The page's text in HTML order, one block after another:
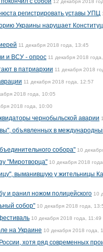
12 декабря 2018
регистрировать уставы УПЦ
Украины нарушает
11 декабря 2018 года, 13:45
и ВСУ - опрос 11 декабря 2018
в патриархии 11 декабря 2018
11 декабря 2018 года, 12:57
2018 года, 10:05
2018 года, 10:00
чернобыльской аварии
объявленных в
собора" 10
"Миротворца" 10 декабря 2018
выманившую у жительницы
и ранил ножом полицейского 10
собор" 10 декабря 2018 года,
10 декабря 2018 года, 11:49
на Украине 10 декабря 2018 года,
хотя ряд современных